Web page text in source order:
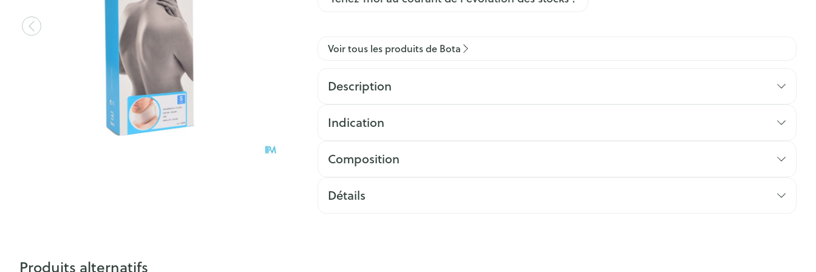
Voir tous les produits de Bota
Description
Indication
Composition
Détails
Produits alternatifs